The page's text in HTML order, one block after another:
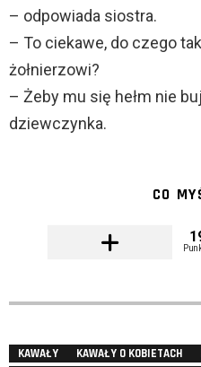
– odpowiada siostra.
– To ciekawe, do czego
żołnierzowi?
– Żeby mu się hełm nie
dziewczynka.
CO
KAWAŁY KAWAŁY O KOBIETACH